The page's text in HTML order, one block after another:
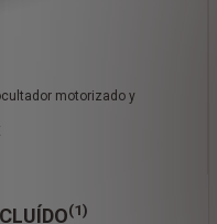
motorizado y
(1)